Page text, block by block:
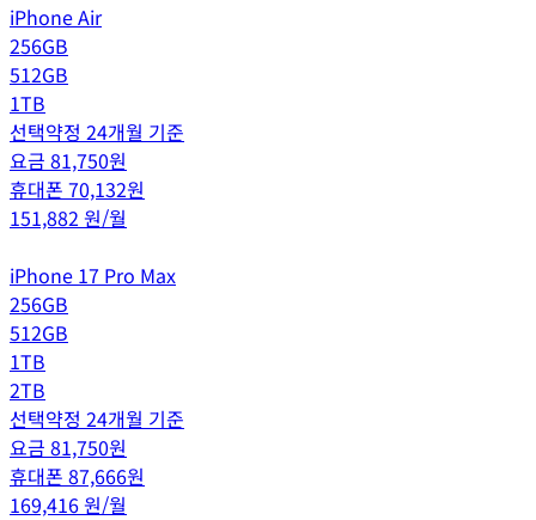
iPhone Air
256GB
512GB
1TB
선택약정 24개월 기준
요금 81,750원
휴대폰 70,132원
151,882 원/월
iPhone 17 Pro Max
256GB
512GB
1TB
2TB
선택약정 24개월 기준
요금 81,750원
휴대폰 87,666원
169,416원/월